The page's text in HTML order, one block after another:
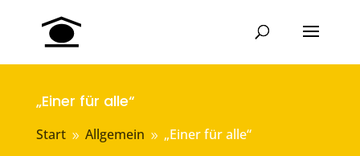
„Einer für alle“
Start 9 Allgemein 9 „Einer für alle“